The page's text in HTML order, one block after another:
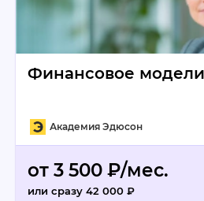
Финансовое
Академия Эдюсон
от 3 500 ₽/мес.
или сразу 42 000 ₽